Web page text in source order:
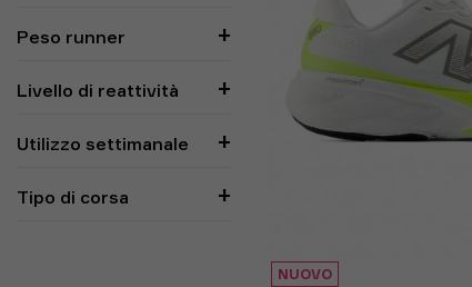
Peso runner
Livello di reattività
Utilizzo settimanale
Tipo di corsa
NUOVO